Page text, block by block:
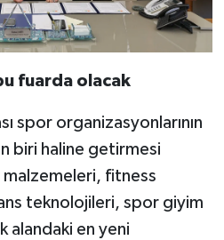
fuarda olacak
spor organizasyonlarının
biri haline getirmesi
fitness
teknolojileri, spor giyim
alandaki en yeni